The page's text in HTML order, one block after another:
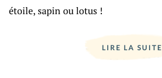
étoile, sapin ou lotus !
LIRE LA SUITE